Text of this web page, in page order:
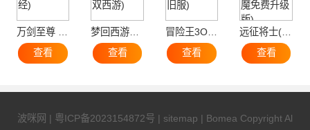
查看
查看
冒险王3OL(0.1折怀旧服)
查看
查看
波咪网 | 粤ICP备2023154872号 | sitemap | Bomea Copyright Al